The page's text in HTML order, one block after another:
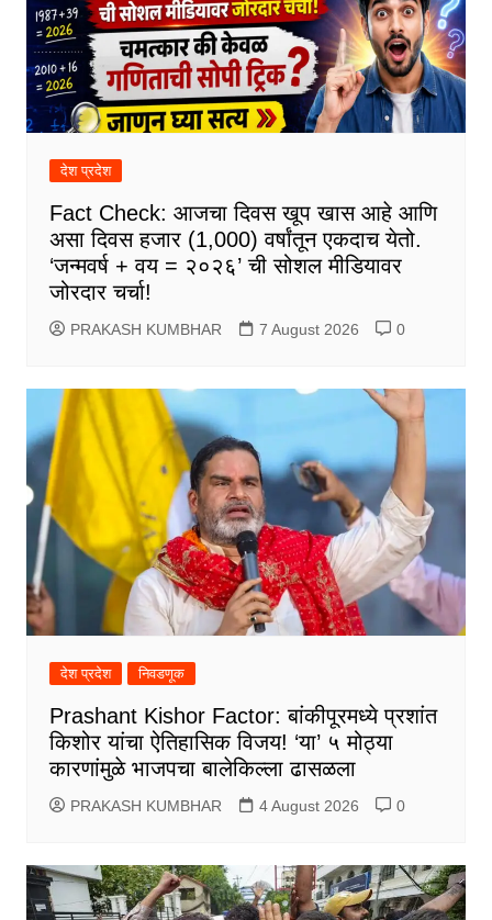
देश प्रदेश
Fact Check: आजचा दिवस खूप खास आहे आणि
असा दिवस हजार (1,000) वर्षांतून एकदाच येतो.
‘जन्मवर्ष + वय = २०२६’ ची सोशल मीडियावर
जोरदार चर्चा!
PRAKASH KUMBHAR 7 August 2026 0
देश प्रदेश निवडणूक
Prashant Kishor Factor: बांकीपूरमध्ये प्रशांत
किशोर यांचा ऐतिहासिक विजय! ‘या’ ५ मोठ्या
कारणांमुळे भाजपचा बालेकिल्ला ढासळला
PRAKASH KUMBHAR 4 August 2026 0